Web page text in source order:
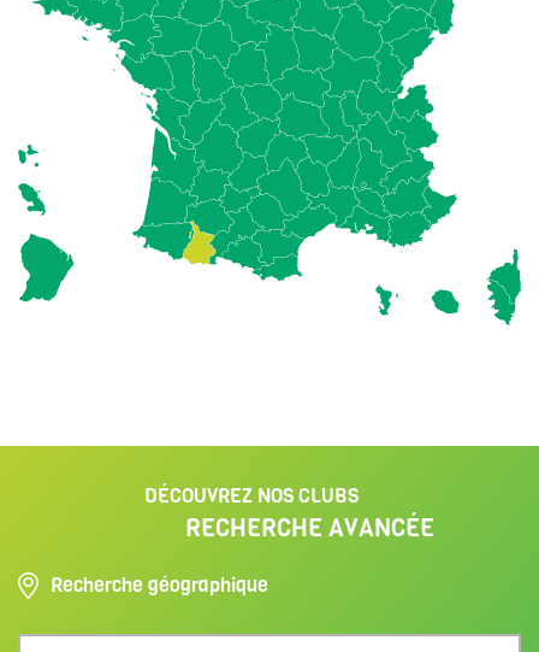
DÉCOUVREZ NOS CLUBS
RECHERCHE AVANCÉE
Recherche géographique